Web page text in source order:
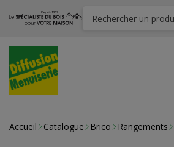
Accueil Catalogue Brico Rangements